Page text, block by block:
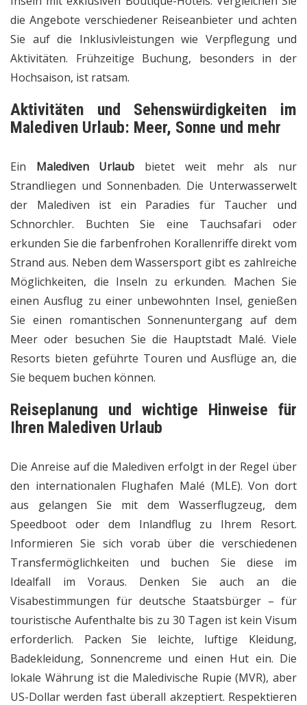
die Angebote verschiedener Reiseanbieter und achten
Sie auf die Inklusivleistungen wie Verpflegung und
Aktivitäten. Frühzeitige Buchung, besonders in der
Hochsaison, ist ratsam.
Aktivitäten und Sehenswürdigkeiten im
Malediven Urlaub: Meer, Sonne und mehr
Ein Malediven Urlaub bietet weit mehr als nur
Strandliegen und Sonnenbaden. Die Unterwasserwelt
der Malediven ist ein Paradies für Taucher und
Schnorchler. Buchten Sie eine Tauchsafari oder
erkunden Sie die farbenfrohen Korallenriffe direkt vom
Strand aus. Neben dem Wassersport gibt es zahlreiche
Möglichkeiten, die Inseln zu erkunden. Machen Sie
einen Ausflug zu einer unbewohnten Insel, genießen
Sie einen romantischen Sonnenuntergang auf dem
Meer oder besuchen Sie die Hauptstadt Malé. Viele
Resorts bieten geführte Touren und Ausflüge an, die
Sie bequem buchen können.
Reiseplanung und wichtige Hinweise für
Ihren Malediven Urlaub
Die Anreise auf die Malediven erfolgt in der Regel über
den internationalen Flughafen Malé (MLE). Von dort
aus gelangen Sie mit dem Wasserflugzeug, dem
Speedboot oder dem Inlandflug zu Ihrem Resort.
Informieren Sie sich vorab über die verschiedenen
Transfermöglichkeiten und buchen Sie diese im
Idealfall im Voraus. Denken Sie auch an die
Visabestimmungen für deutsche Staatsbürger – für
touristische Aufenthalte bis zu 30 Tagen ist kein Visum
erforderlich. Packen Sie leichte, luftige Kleidung,
Badekleidung, Sonnencreme und einen Hut ein. Die
lokale Währung ist die Maledivische Rupie (MVR), aber
US-Dollar werden fast überall akzeptiert. Respektieren